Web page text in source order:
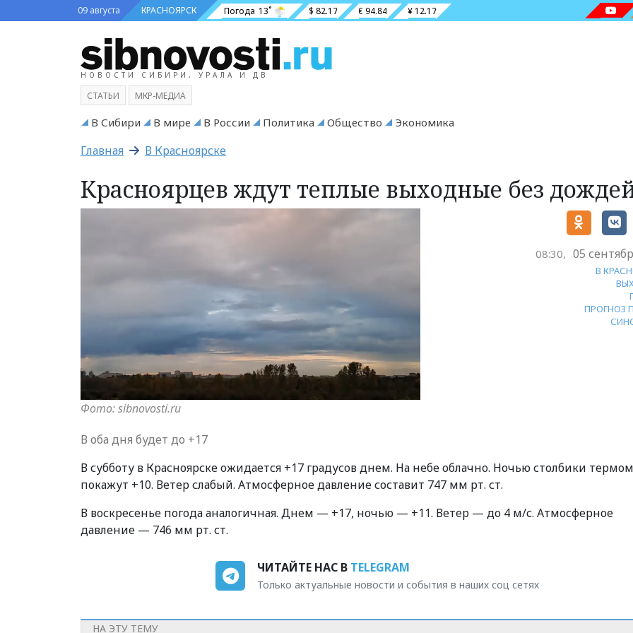
09 августа КРАСНОЯРСК Погода 13˚ $ 82.17 € 94.84 ¥ 12.17
НОВОСТИ СИБИРИ, УРАЛА И ДВ
СТАТЬИ МКР-МЕДИА
В Сибири В мире В России Политика Общество Экономика
Главная В Красноярске
Красноярцев ждут теплые выходные без
Фото: sibnovosti.ru
08:30, 05
В
ПРОГНОЗ
В оба дня будет до +17
В субботу в Красноярске ожидается +17 градусов днем. На небе облачно. Ночью столбики
покажут +10. Ветер слабый. Атмосферное давление составит 747 мм рт. ст.
В воскресенье погода аналогичная. Днем — +17, ночью — +11. Ветер — до 4 м/с. Атмосферное
давление — 746 мм рт. ст.
ЧИТАЙТЕ НАС В TELEGRAM
Только актуальные новости и события в наших соц сетях
НА ЭТУ ТЕМУ